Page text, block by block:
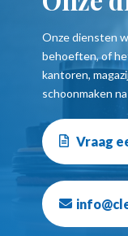
Onze diensten
behoeften, of
kantoren,
schoonmaken
Vraag